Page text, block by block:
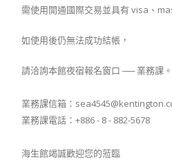
需使用開通國際交易並具有 visa、
如使用後仍無法成功結帳，
請洽詢本館夜宿報名窗口 ── 業務課。
業務課信箱：
業務課電話：+886 - 8 - 882-5678
海生館竭誠歡迎您的蒞臨